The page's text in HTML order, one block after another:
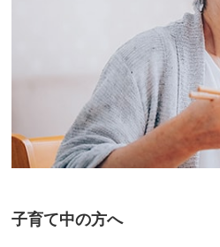
子育て中の方へ